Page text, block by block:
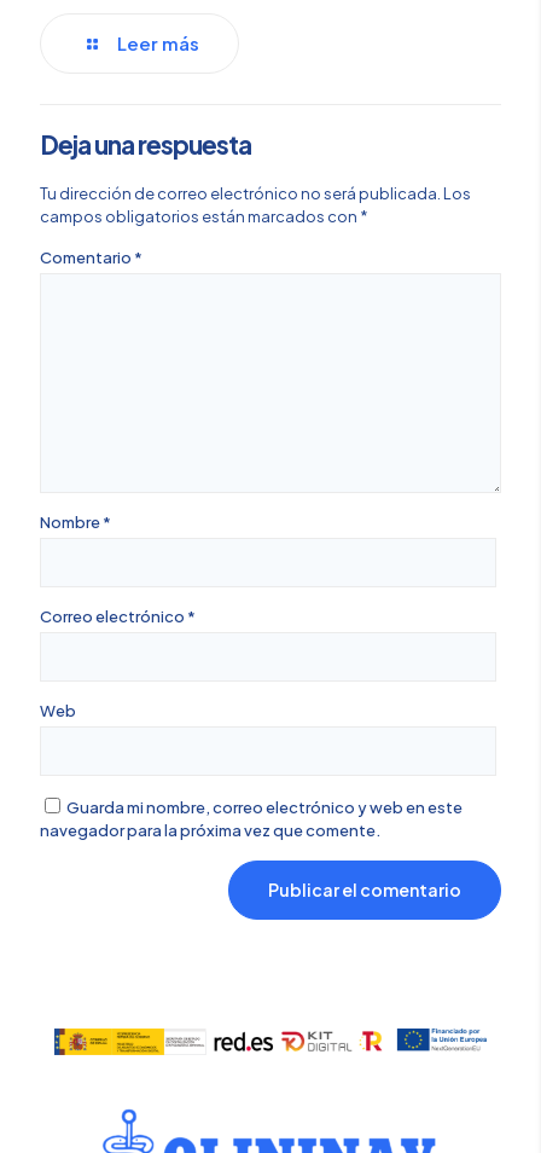
Leer más
Deja una respuesta
Tu dirección de correo electrónico no será publicada. Los
campos obligatorios están marcados con *
Comentario *
Nombre*
Correo electrónico *
Web
Guarda mi nombre, correo electrónico y web en este
navegador para la próxima vez que comente.